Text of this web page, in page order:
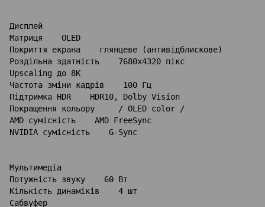
Дисплей
Матриця    OLED
Покриття екрана    глянцеве (антивідблискове)
Роздільна здатність    7680x4320 пікс
Upscaling до 8K
Частота зміни кадрів    100 Гц
Підтримка HDR    HDR10, Dolby Vision
Покращення кольору     / OLED color /
AMD сумісність    AMD FreeSync
NVIDIA сумісність    G-Sync
Мультимедіа
Потужність звуку    60 Вт
Кількість динаміків    4 шт
Сабвуфер